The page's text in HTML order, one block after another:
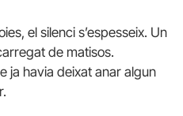
el silenci s’espesseix. Un
de matisos.
ja havia deixat anar algun